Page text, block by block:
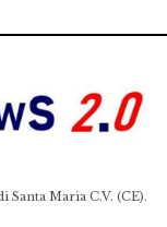
Maria C.V. (CE).